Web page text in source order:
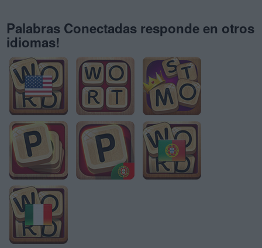
Palabras Conectadas responde en otros
idiomas!